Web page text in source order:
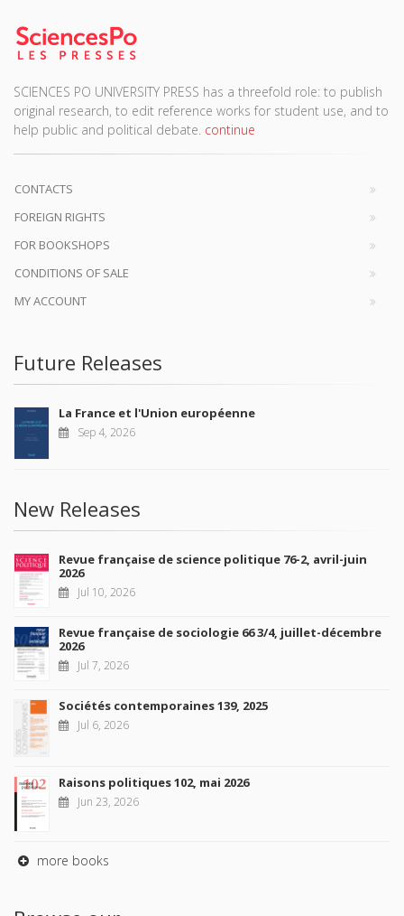
SCIENCES PO UNIVERSITY PRESS has a threefold role: to publish
original research, to edit reference works for student use, and to
help public and political debate. continue
CONTACTS
FOREIGN RIGHTS
FOR BOOKSHOPS
CONDITIONS OF SALE
MY ACCOUNT
Future Releases
La France et l'Union européenne
Sep 4, 2026
New Releases
Revue française de science politique 76-2, avril-juin
2026
Jul 10, 2026
Revue française de sociologie 66 3/4, juillet-décembre
2026
Jul 7, 2026
Sociétés contemporaines 139, 2025
Jul 6, 2026
Raisons politiques 102, mai 2026
Jun 23, 2026
more books